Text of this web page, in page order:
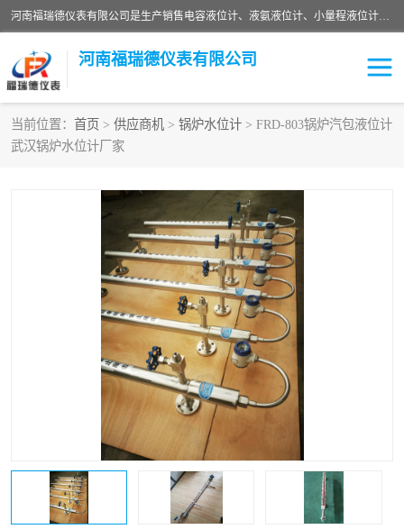
河南福瑞德仪表有限公司是生产销售电容液位计、液氨液位计、小量程液位计定制、智能锅炉水位计、液氮液位计等；并在产品开发、研制的过程中，吸取国内外仪器仪表的技术精华，建立了一支高、精、尖的科研开发队伍，使产品性能不断升级。
河南福瑞德仪表有限公司
当前位置： 首页 > 供应商机 > 锅炉水位计 > FRD-803锅炉汽包液位计
武汉锅炉水位计厂家
液位计
流量传感器
液氮液位计
液位计传感器定制
物位计
测漏仪
锅炉水位计
智能锅炉水位计 电容液位计
流量仪表 加油站液位仪